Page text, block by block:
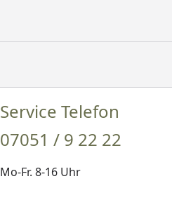
Service Telefon
07051 / 9 22 22
Mo-Fr. 8-16 Uhr